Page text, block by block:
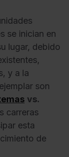
se inician en
lugar, debido
y a la
son
vs.
carreras
esta
de